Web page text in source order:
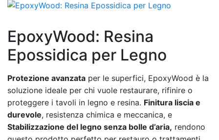
EpoxyWood: Resina
Epossidica per Legno
Protezione avanzata per le superfici, EpoxyWood è la
soluzione ideale per chi vuole restaurare, rifinire o
proteggere i tavoli in legno e resina. Finitura liscia e
durevole, resistenza chimica e meccanica, e
Stabilizzazione del legno senza bolle d’aria, rendono